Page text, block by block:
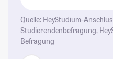
Quelle: HeyStudium-
Studierendenbefragung,
Befragung